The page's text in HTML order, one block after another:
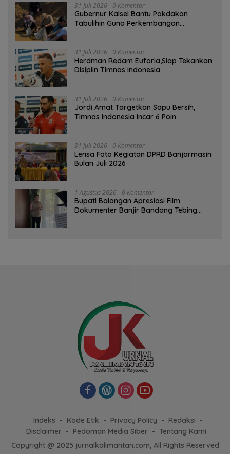
31 Juli 2026 0 Komentar
Gubernur Kalsel Bantu Pokdakan
Tabulihin Guna Perkembangan
31 Juli 2026 0 Komentar
Herdman Redam Euforia,Siap Tekankan
Disiplin Timnas Indonesia
31 Juli 2026 0 Komentar
Jordi Amat Targetkan Sapu Bersih,
Timnas Indonesia Incar 6 Poin
31 Juli 2026 0 Komentar
Lensa Foto Kegiatan DPRD Banjarmasin
Bulan Juli 2026
1 Agustus 2026 0 Komentar
Bupati Balangan Apresiasi Film
Dokumenter Banjir Bandang Tebing
Indeks Kode Etik Privacy Policy
Redaksi
Disclaimer
Pedoman Media Siber
Tentang Kami
Copyright @ 2025 jurnalkalimantan.com, All Rights Reserved